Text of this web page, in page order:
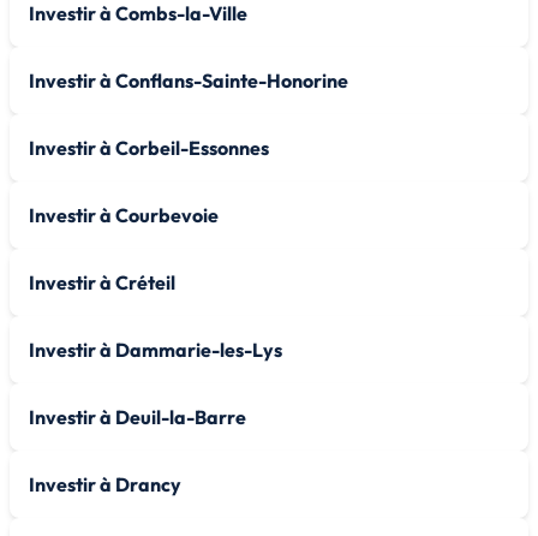
Investir à Combs-la-Ville
Investir à Conflans-Sainte-Honorine
Investir à Corbeil-Essonnes
Investir à Courbevoie
Investir à Créteil
Investir à Dammarie-les-Lys
Investir à Deuil-la-Barre
Investir à Drancy